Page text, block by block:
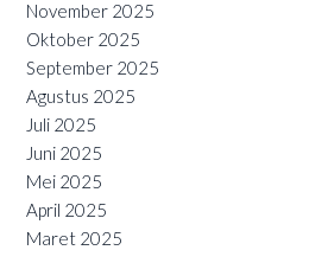
November 2025
Oktober 2025
September 2025
Agustus 2025
Juli 2025
Juni 2025
Mei 2025
April 2025
Maret 2025